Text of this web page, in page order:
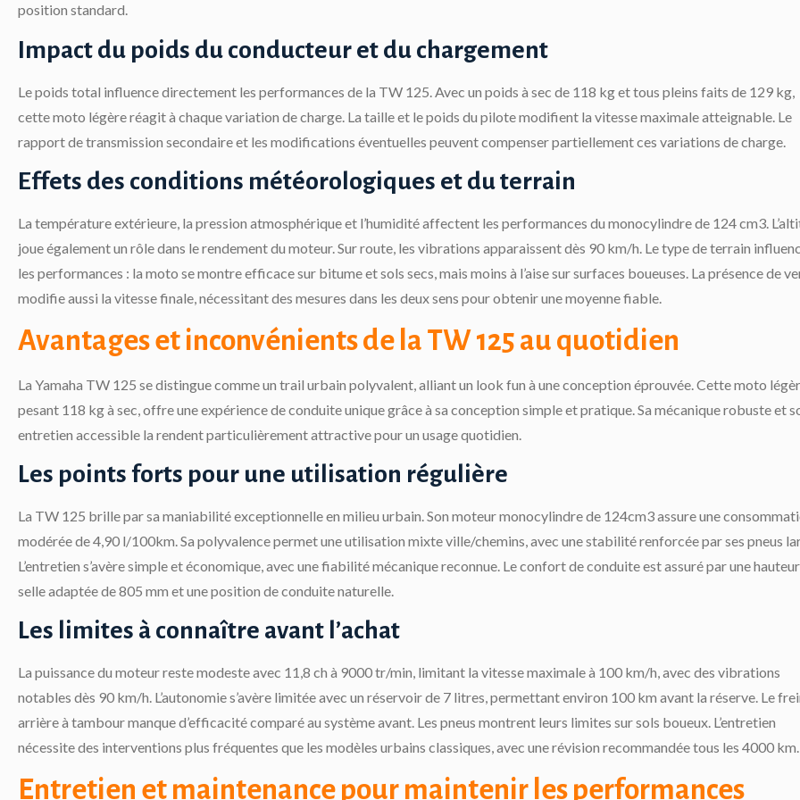
position standard.
Impact du poids du conducteur et du chargement
Le poids total influence directement les performances de la TW 125. Avec un poids à sec de 118 kg et tous pleins faits de 129 kg,
cette moto légère réagit à chaque variation de charge. La taille et le poids du pilote modifient la vitesse maximale atteignable. Le
rapport de transmission secondaire et les modifications éventuelles peuvent compenser partiellement ces variations de charge.
Effets des conditions météorologiques et du terrain
La température extérieure, la pression atmosphérique et l’humidité affectent les performances du monocylindre de 124 cm3.
joue également un rôle dans le rendement du moteur. Sur route, les vibrations apparaissent dès 90 km/h. Le type de terrain
les performances : la moto se montre efficace sur bitume et sols secs, mais moins à l’aise sur surfaces boueuses. La présence de
modifie aussi la vitesse finale, nécessitant des mesures dans les deux sens pour obtenir une moyenne fiable.
Avantages et inconvénients de la TW 125 au quotidien
La Yamaha TW 125 se distingue comme un trail urbain polyvalent, alliant un look fun à une conception éprouvée. Cette moto
pesant 118 kg à sec, offre une expérience de conduite unique grâce à sa conception simple et pratique. Sa mécanique robuste et
entretien accessible la rendent particulièrement attractive pour un usage quotidien.
Les points forts pour une utilisation régulière
La TW 125 brille par sa maniabilité exceptionnelle en milieu urbain. Son moteur monocylindre de 124cm3 assure une
modérée de 4,90 l/100km. Sa polyvalence permet une utilisation mixte ville/chemins, avec une stabilité renforcée par ses pneus
L’entretien s’avère simple et économique, avec une fiabilité mécanique reconnue. Le confort de conduite est assuré par une
selle adaptée de 805 mm et une position de conduite naturelle.
Les limites à connaître avant l’achat
La puissance du moteur reste modeste avec 11,8 ch à 9000 tr/min, limitant la vitesse maximale à 100 km/h, avec des vibrations
notables dès 90 km/h. L’autonomie s’avère limitée avec un réservoir de 7 litres, permettant environ 100 km avant la réserve. Le
arrière à tambour manque d’efficacité comparé au système avant. Les pneus montrent leurs limites sur sols boueux. L’entretien
nécessite des interventions plus fréquentes que les modèles urbains classiques, avec une révision recommandée tous les 4000 km.
Entretien et maintenance pour maintenir les performances